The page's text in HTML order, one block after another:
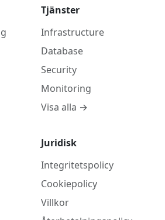
Tjänster
Infrastructure
Database
Security
Monitoring
Visa alla →
Juridisk
Integritetspolicy
Cookiepolicy
Villkor